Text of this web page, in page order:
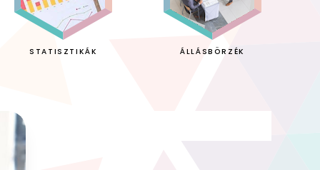
STATISZTIKÁK ÁLLÁSBÖRZÉK